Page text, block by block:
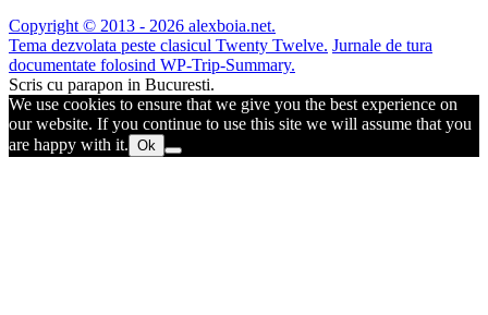
Copyright © 2013 - 2026 alexboia.net.
Tema dezvolata peste clasicul Twenty Twelve. Jurnale de tura
documentate folosind WP-Trip-Summary.
Scris cu parapon in Bucuresti.
We use cookies to ensure that we give you the best experience on
our website. If you continue to use this site we will assume that you
are happy with it. Ok